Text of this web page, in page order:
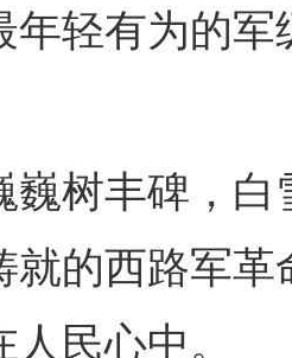
年轻有为的军
丰碑，白
就的西路军
民心中。